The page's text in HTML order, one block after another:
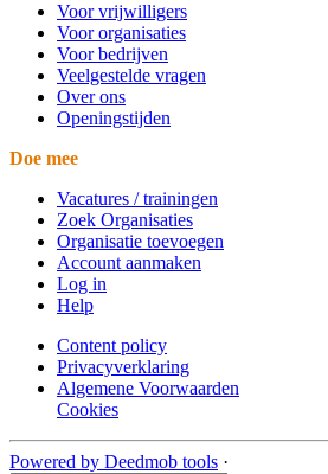
Voor vrijwilligers
Voor organisaties
Voor bedrijven
Veelgestelde vragen
Over ons
Openingstijden
Doe mee
Vacatures / trainingen
Zoek Organisaties
Organisatie toevoegen
Account aanmaken
Log in
Help
Content policy
Privacyverklaring
Algemene Voorwaarden
Cookies
Powered by Deedmob tools ·